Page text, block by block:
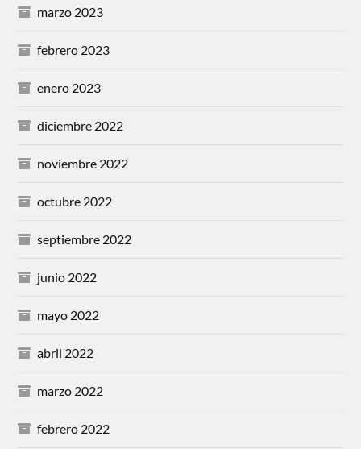
marzo 2023
febrero 2023
enero 2023
diciembre 2022
noviembre 2022
octubre 2022
septiembre 2022
junio 2022
mayo 2022
abril 2022
marzo 2022
febrero 2022